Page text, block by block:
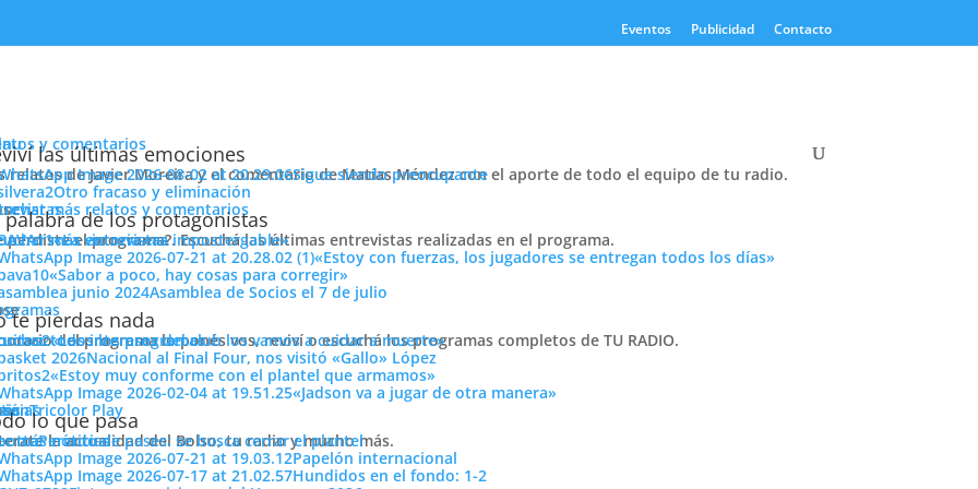
Eventos Publicidad Contacto
y comentarios
las últimas emociones
relatos de Javier Moreira y el comentario de Matías Méndez con el aporte de todo el equipo de tu radio.
Sigue siendo preocupante
Otro fracaso y eliminación
más relatos y comentarios
palabra de los protagonistas
perdiste el programa?. Escuchá las últimas entrevistas realizadas en el programa.
más entrevistas
«La victoria era impostergable»
«Estoy con fuerzas, los jugadores se entregan todos los días»
«Sabor a poco, hay cosas para corregir»
Asamblea de Socios el 7 de julio
te pierdas nada
del programa lo ponés vos, reviví o escuchá los programas completos de TU RADIO.
todos los programas
«Los intereses del club los vamos a cuidar a muerte»
Nacional al Final Four, nos visitó «Gallo» López
«Estoy muy conforme con el plantel que armamos»
«Jadson va a jugar de otra manera»
Play
lo que pasa
la actualidad del Bolso, tu radio y mucho más.
más noticias
Período de pases: se busca cerrar el plantel
Papelón internacional
Hundidos en el fondo: 1-2
que lo arregle belela
Tricolor
Tweets by PasionTricolor1